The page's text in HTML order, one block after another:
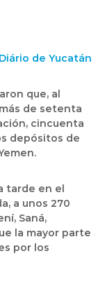
Diário de Yucatán
que, al
de setenta
cincuenta
depósitos de
tarde en el
a unos 270
Saná,
la mayor parte
por los